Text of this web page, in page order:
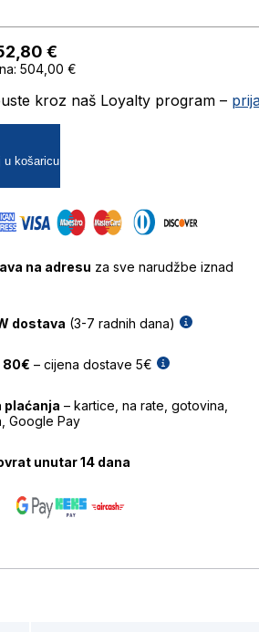
€
504,00 €
kroz naš Loyalty program –
u košaricu
na adresu za sve narudžbe iznad
dostava (3-7 radnih dana)
80€ – cijena dostave 5€
plaćanja – kartice, na rate, gotovina,
Google Pay
unutar 14 dana